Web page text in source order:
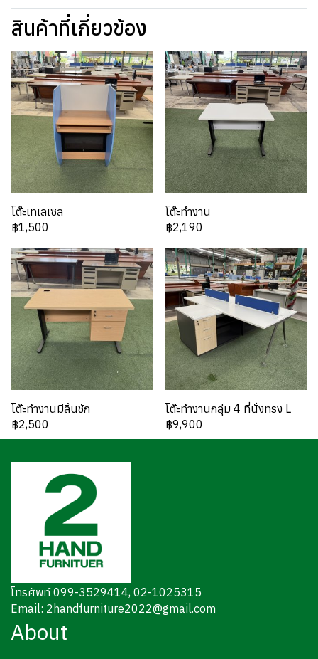
สินค้าที่เกี่ยวข้อง
โต๊ะเทเลเซล
฿1,500
โต๊ะทำงาน
฿2,190
โต๊ะทำงานมีลิ้นชัก
฿2,500
โต๊ะทำงานกลุ่ม 4 ที่นั่งทรง L
฿9,900
โทรศัพท์ 099-3529414, 02-1025315
Email: 2handfurniture2022@gmail.com
About